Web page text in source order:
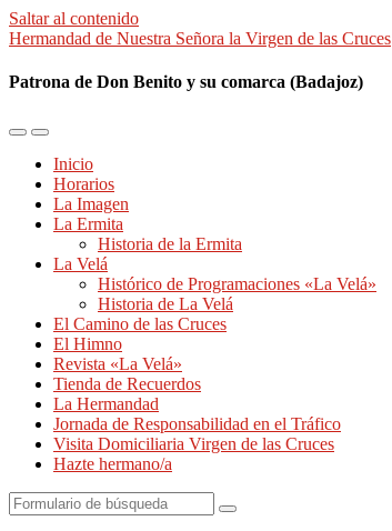
Saltar al contenido
Hermandad de Nuestra Señora la Virgen de las Cruces
Patrona de Don Benito y su comarca (Badajoz)
Alternar
menú
móvil
Alternar
campo
de
búsqueda
Inicio
Horarios
La Imagen
La Ermita
Historia de la Ermita
La Velá
Histórico de Programaciones «La Velá»
Historia de La Velá
El Camino de las Cruces
El Himno
Revista «La Velá»
Tienda de Recuerdos
La Hermandad
Jornada de Responsabilidad en el Tráfico
Visita Domiciliaria Virgen de las Cruces
Hazte hermano/a
Buscar